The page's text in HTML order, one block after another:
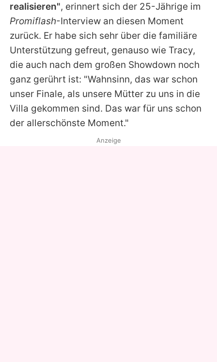
realisieren", erinnert sich der 25-Jährige im
Promiflash-Interview an diesen Moment
zurück. Er habe sich sehr über die familiäre
Unterstützung gefreut, genauso wie Tracy,
die auch nach dem großen Showdown noch
ganz gerührt ist: "Wahnsinn, das war schon
unser Finale, als unsere Mütter zu uns in die
Villa gekommen sind. Das war für uns schon
der allerschönste Moment."
Anzeige